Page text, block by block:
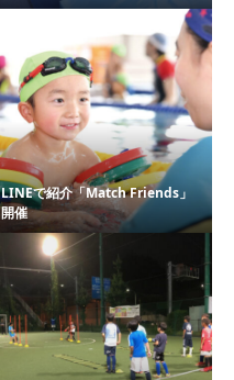
LINEで紹介「Match Friends」
開催